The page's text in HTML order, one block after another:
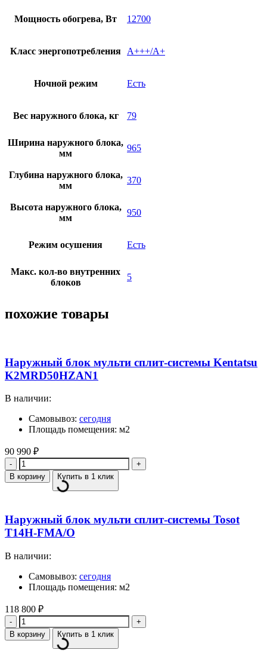
Мощность обогрева, Вт 12700
Класс энергопотребления A+++/A+
Ночной режим Есть
Вес наружного блока, кг 79
Ширина наружного блока,
мм
965
Глубина наружного блока,
мм
370
Высота наружного блока,
мм
950
Режим осушения Есть
Макс. кол-во внутренних
блоков
5
похожие товары
Наружный блок мульти сплит-системы Kentatsu
K2MRD50HZAN1
В наличии:
Самовывоз: сегодня
Площадь помещения: м2
90 990 ₽
Количество
В корзину Купить в 1 клик
Наружный блок мульти сплит-системы Tosot
T14H-FMA/O
В наличии:
Самовывоз: сегодня
Площадь помещения: м2
118 800 ₽
Количество
В корзину Купить в 1 клик